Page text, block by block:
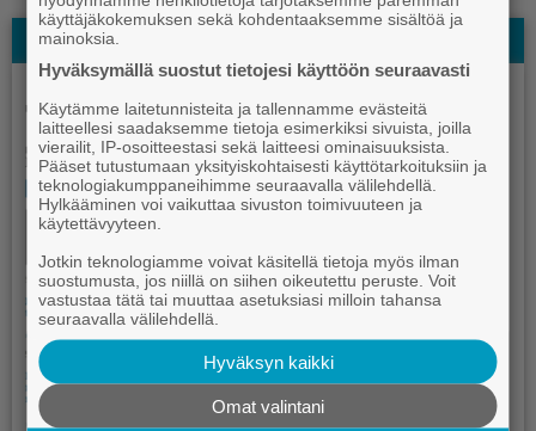
Näköislehti
käyttäjäkokemuksen sekä kohdentaaksemme sisältöä ja
mainoksia.
Hyväksymällä suostut tietojesi käyttöön seuraavasti
Käytämme laitetunnisteita ja tallennamme evästeitä
laitteellesi saadaksemme tietoja esimerkiksi sivuista, joilla
vierailit, IP-osoitteestasi sekä laitteesi ominaisuuksista.
Pääset tutustumaan yksityiskohtaisesti käyttötarkoituksiin ja
teknologiakumppaneihimme seuraavalla välilehdellä.
Hylkääminen voi vaikuttaa sivuston toimivuuteen ja
käytettävyyteen.
Jotkin teknologiamme voivat käsitellä tietoja myös ilman
suostumusta, jos niillä on siihen oikeutettu peruste. Voit
vastustaa tätä tai muuttaa asetuksiasi milloin tahansa
seuraavalla välilehdellä.
Hyväksyn kaikki
Omat valintani